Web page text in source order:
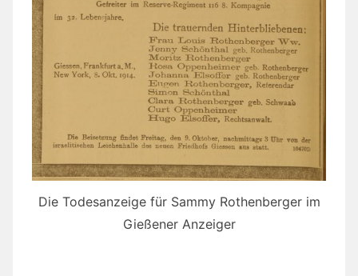
Die Todesanzeige für Sammy Rothenberger im
Gießener Anzeiger